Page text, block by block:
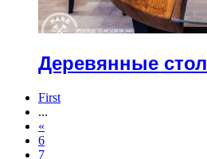
Деревянные
First
...
«
6
7